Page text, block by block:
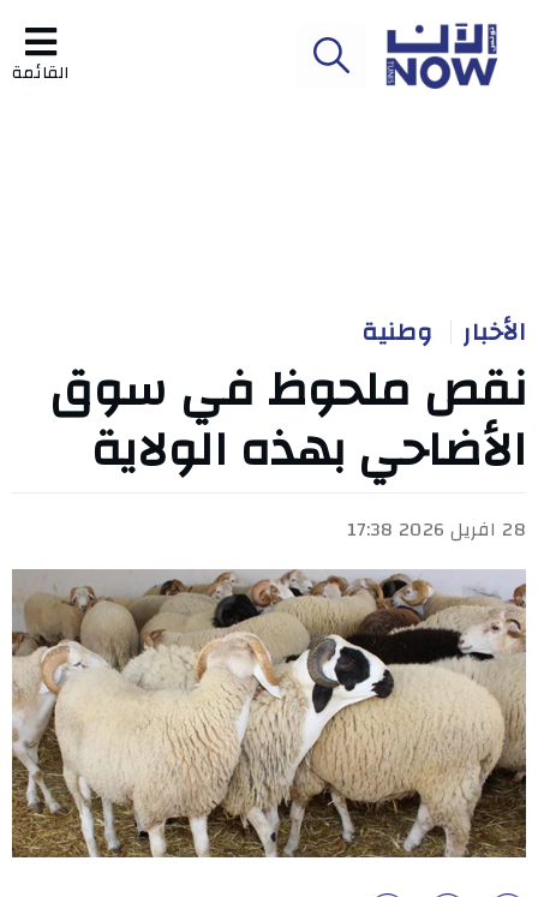
القائمة
الأخبار وطنية
نقص ملحوظ في سوق
الأضاحي بهذه الولاية
28 افريل 2026 17:38